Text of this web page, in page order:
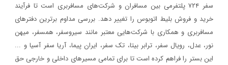
سفر ۷۲۴ پلتفرمی بین مسافران و شرکت‌های مسافربری است تا فرآیند
خرید و فروش بلیط اتوبوس را تغییر دهد. بررسی مداوم برترین دفترهای
مسافربری و همکاری با شرکت‌هایی معتبر مانند سیروسفر، همسفر، میهن‌
نور، عدل، رویال سفر، ترابر بیتا، تک سفر، ایران پیما، آریا سفر آسیا و ...
این بستر را فراهم کرده است تا برای تمامی مسیرهای داخلی و خارجی حق